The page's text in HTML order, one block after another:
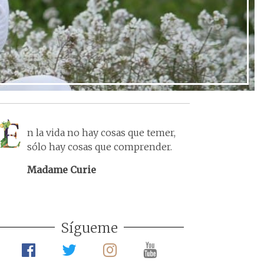
n la vida no hay cosas que temer,
sólo hay cosas que comprender.
Madame Curie
Sígueme